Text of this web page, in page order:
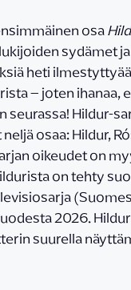
osa
sydämet
heti
– joten ihanaa,
seurassa! Hildur-
osaa: Hildur,
oikeudet on
on tehty
2026.
suurella